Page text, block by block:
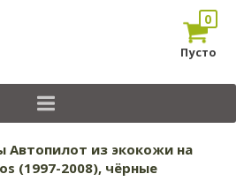
0
Пусто
Автопилот из экокожи на
(1997-2008), чёрные